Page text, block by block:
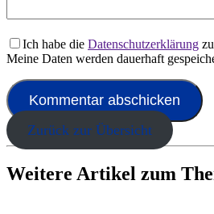
Ich habe die Datenschutzerklärung
Meine Daten werden dauerhaft
Zurück zur Übersicht
Weitere Artikel zum